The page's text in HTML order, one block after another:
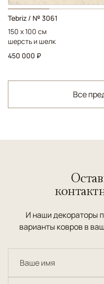
Tebriz / № 3061
150 x 100 см
шерсть и шелк
450 000 ₽
Все
И наши декораторы
варианты ковров в